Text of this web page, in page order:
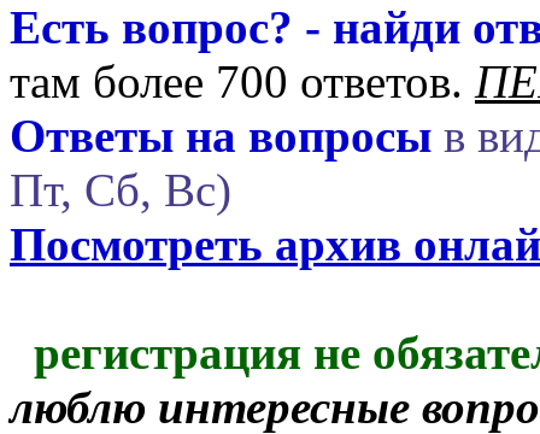
Есть вопрос? - найди
там более 700 ответов.
Ответы на вопросы в
Пт, Сб, Вс)
Посмотреть архив
регистрация не
люблю интересные